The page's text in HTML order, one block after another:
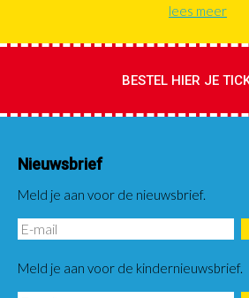
lees meer
BESTEL HIER JE
Nieuwsbrief
Meld je aan voor de nieuwsbrief.
Meld je aan voor de kindernieuwsbrief.